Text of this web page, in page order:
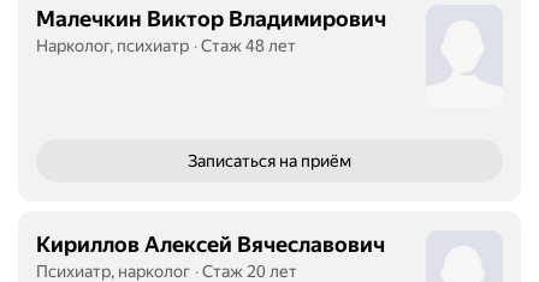
Малечкин Виктор Владимирович
Нарколог, психиатр Стаж 48 лет
Записаться на приём
Кириллов Алексей Вячеславович
Психиатр, нарколог Стаж 20 лет